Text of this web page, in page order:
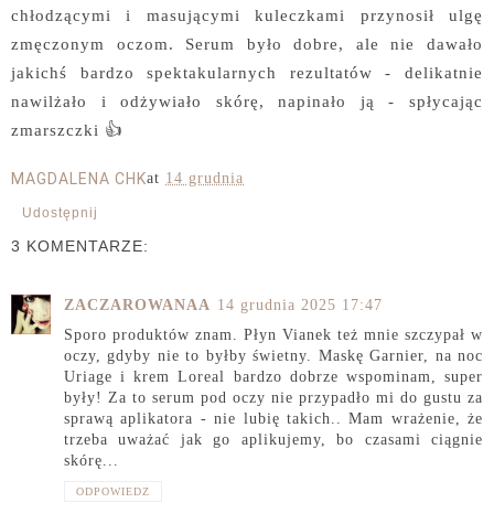
chłodzącymi i masującymi kuleczkami przynosił ulgę
zmęczonym oczom. Serum było dobre, ale nie dawało
jakichś bardzo spektakularnych rezultatów - delikatnie
nawilżało i odżywiało skórę, napinało ją - spłycając
zmarszczki 👍
MAGDALENA CHKat 14 grudnia
Udostępnij
3 KOMENTARZE:
ZACZAROWANAA 14 grudnia 2025 17:47
Sporo produktów znam. Płyn Vianek też mnie szczypał w
oczy, gdyby nie to byłby świetny. Maskę Garnier, na noc
Uriage i krem Loreal bardzo dobrze wspominam, super
były! Za to serum pod oczy nie przypadło mi do gustu za
sprawą aplikatora - nie lubię takich.. Mam wrażenie, że
trzeba uważać jak go aplikujemy, bo czasami ciągnie
skórę...
ODPOWIEDZ